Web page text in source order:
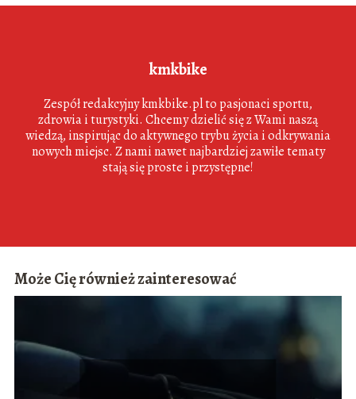
kmkbike
Zespół redakcyjny kmkbike.pl to pasjonaci sportu,
zdrowia i turystyki. Chcemy dzielić się z Wami naszą
wiedzą, inspirując do aktywnego trybu życia i odkrywania
nowych miejsc. Z nami nawet najbardziej zawiłe tematy
stają się proste i przystępne!
Może Cię również zainteresować